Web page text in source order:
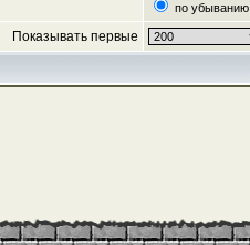
по убыванию
Показывать первые